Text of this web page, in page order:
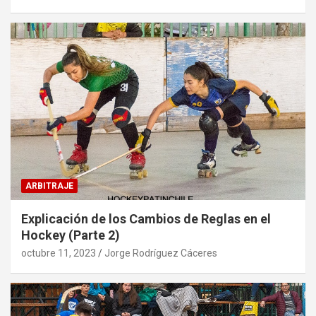
ARBITRAJE
Explicación de los Cambios de Reglas en el
Hockey (Parte 2)
octubre 11, 2023 Jorge Rodríguez Cáceres